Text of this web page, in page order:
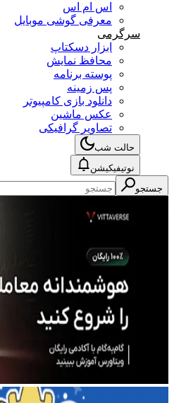
اس ام اس
معرفی گوشی موبایل
سرگرمی
ابزار دسکتاپ
محافظ نمایش
پوسته برنامه
پس زمینه
دانلود بازی کامپیوتر
عکس ماشین
تصاویر گرافیکی
حالت شب
نوتیفیکیشن
جستجو